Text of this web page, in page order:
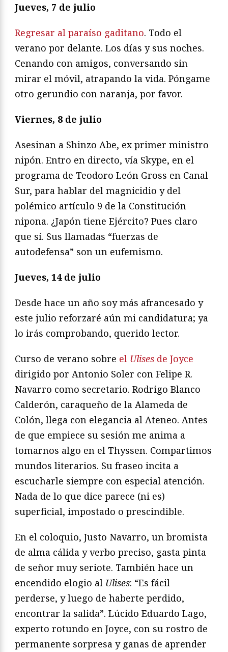
Jueves, 7 de julio
Regresar al paraíso gaditano. Todo el
verano por delante. Los días y sus noches.
Cenando con amigos, conversando sin
mirar el móvil, atrapando la vida. Póngame
otro gerundio con naranja, por favor.
Viernes, 8 de julio
Asesinan a Shinzo Abe, ex primer ministro
nipón. Entro en directo, vía Skype, en el
programa de Teodoro León Gross en Canal
Sur, para hablar del magnicidio y del
polémico artículo 9 de la Constitución
nipona. ¿Japón tiene Ejército? Pues claro
que sí. Sus llamadas “fuerzas de
autodefensa” son un eufemismo.
Jueves, 14 de julio
Desde hace un año soy más afrancesado y
este julio reforzaré aún mi candidatura; ya
lo irás comprobando, querido lector.
Curso de verano sobre el Ulises de Joyce
dirigido por Antonio Soler con Felipe R.
Navarro como secretario. Rodrigo Blanco
Calderón, caraqueño de la Alameda de
Colón, llega con elegancia al Ateneo. Antes
de que empiece su sesión me anima a
tomarnos algo en el Thyssen. Compartimos
mundos literarios. Su fraseo incita a
escucharle siempre con especial atención.
Nada de lo que dice parece (ni es)
superficial, impostado o prescindible.
En el coloquio, Justo Navarro, un bromista
de alma cálida y verbo preciso, gasta pinta
de señor muy seriote. También hace un
encendido elogio al Ulises: “Es fácil
perderse, y luego de haberte perdido,
encontrar la salida”. Lúcido Eduardo Lago,
experto rotundo en Joyce, con su rostro de
permanente sorpresa y ganas de aprender